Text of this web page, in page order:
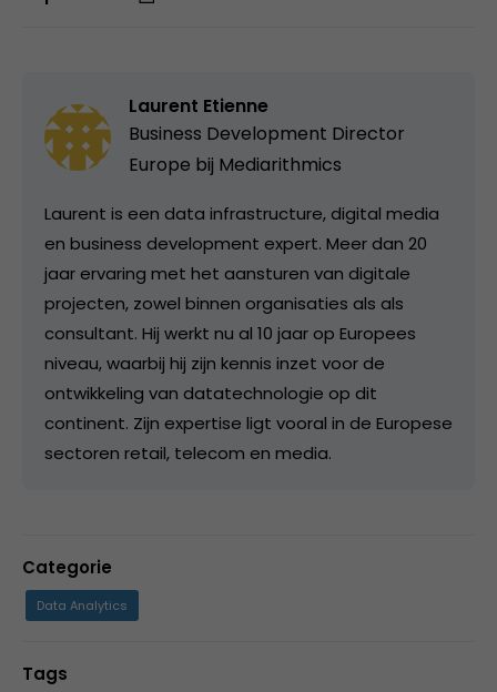
Laurent Etienne
Business Development Director
Europe bij Mediarithmics
Laurent is een data infrastructure, digital media
en business development expert. Meer dan 20
jaar ervaring met het aansturen van digitale
projecten, zowel binnen organisaties als als
consultant. Hij werkt nu al 10 jaar op Europees
niveau, waarbij hij zijn kennis inzet voor de
ontwikkeling van datatechnologie op dit
continent. Zijn expertise ligt vooral in de Europese
sectoren retail, telecom en media.
Categorie
Data Analytics
Tags